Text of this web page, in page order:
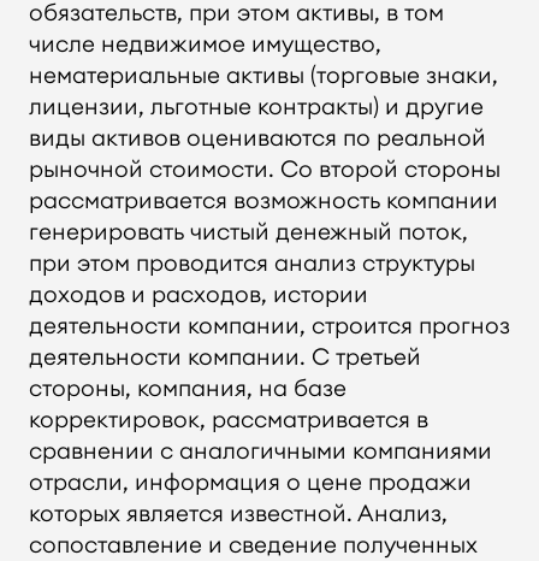
обязательств, при этом активы, в том
числе недвижимое имущество,
нематериальные активы (торговые знаки,
лицензии, льготные контракты) и другие
виды активов оцениваются по реальной
рыночной стоимости. Со второй стороны
рассматривается возможность компании
генерировать чистый денежный поток,
при этом проводится анализ структуры
доходов и расходов, истории
деятельности компании, строится прогноз
деятельности компании. С третьей
стороны, компания, на базе
корректировок, рассматривается в
сравнении с аналогичными компаниями
отрасли, информация о цене продажи
которых является известной. Анализ,
сопоставление и сведение полученных
Оставить заявку
Мы перезваним Вам
Я согласен на обработку личных данных
Заявка отправлена
Спасибо! мы вам
перезвоним